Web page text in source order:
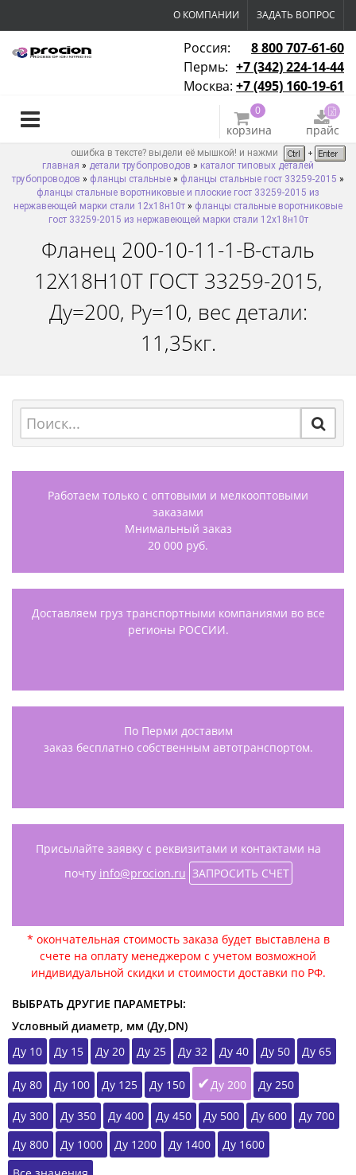
О КОМПАНИИ ЗАДАТЬ ВОПРОС
Россия:
8 800 707-61-60
Пермь: +7 (342) 224-14-44
Москва: +7 (495) 160-19-61
0
корзина прайс
ошибка в тексте? выдели её мышкой! и нажми
главная » детали трубопроводов » каталог типовых деталей
трубопроводов » фланцы стальные » фланцы стальные гост 33259-2015 »
фланцы стальные воротниковые и плоские гост 33259-2015 из
нержавеющей марки стали 12х18н10т » фланцы стальные воротниковые
гост 33259-2015 из нержавеющей марки стали 12х18н10т
Фланец 200-10-11-1-B-сталь
12Х18Н10Т ГОСТ 33259-2015,
Ду=200, Ру=10, вес детали:
11,35кг.
Работаем только с оптовыми и мелкооптовыми
заказами
Мнимальный заказ
20 000 руб.
Доставляем груз транспортными компаниями во все
регионы РОССИИ.
По Перми доставим
заказ бесплатно собственным автотранспортом.
Присылайте заявку с реквизитами и контактами на
почту info@procion.ru ЗАПРОСИТЬ СЧЕТ
* окончательная стоимость заказа будет выставлена в
счете на оплату менеджером с учетом возможной
индивидуальной скидки и стоимости доставки по РФ.
ВЫБРАТЬ ДРУГИЕ ПАРАМЕТРЫ:
Условный диаметр, мм (Ду,DN)
Ду 10
Ду 15 Ду 20 Ду 25 Ду 32 Ду 40 Ду 50 Ду 65
Ду 80 Ду 100 Ду 125 Ду 150 Ду 200 Ду 250
Ду 300 Ду 350 Ду 400 Ду 450 Ду 500 Ду 600
Ду 700
Ду 800
Ду 1000 Ду 1200 Ду 1400
Ду 1600